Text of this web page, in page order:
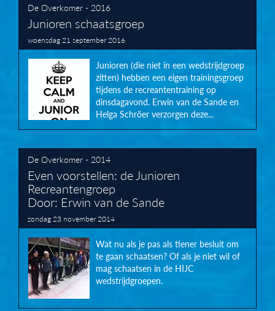
De Overkomer - 2016
Junioren schaatsgroep
woensdag 21 september 2016
Junioren (die niet in een wedstrijdgroep
zitten) hebben een eigen trainingsgroep
tijdens de recreantentraining op
dinsdagavond. Erwin van de Sande en
Helga Schröer verzorgen deze...
De Overkomer - 2014
Even voorstellen: de Junioren
Recreantengroep
Door: Erwin van de Sande
zondag 23 november 2014
Wat nu als je pas als tiener besluit om
te gaan schaatsen? Of als je niet wil of
mag schaatsen in de HIJC
wedstrijdgroepen.